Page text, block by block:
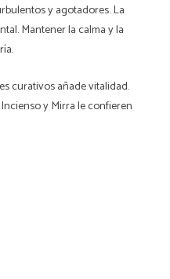
y agotadores. La
Mantener la calma y la
curativos añade vitalidad.
y Mirra le confieren